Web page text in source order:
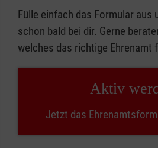
Fülle einfach das Formular aus
schon bald bei dir. Gerne
welches das richtige Ehrenamt
Aktiv
Jetzt das